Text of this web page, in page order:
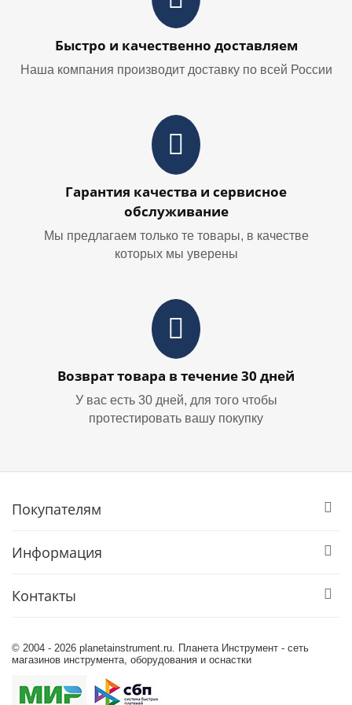
Быстро и качественно доставляем
Наша компания производит доставку по всей России
Гарантия качества и сервисное
обслуживание
Мы предлагаем только те товары, в качестве
которых мы уверены
Возврат товара в течение 30 дней
У вас есть 30 дней, для того чтобы
протестировать вашу покупку
Покупателям
Информация
Контакты
© 2004 - 2026 planetainstrument.ru. Планета Инструмент - сеть
магазинов инструмента, оборудования и оснастки